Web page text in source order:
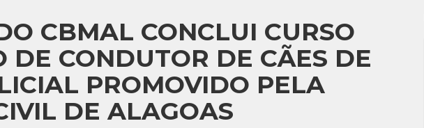
CBMAL CONCLUI CURSO
DE CONDUTOR DE CÃES DE
PROMOVIDO PELA
DE ALAGOAS